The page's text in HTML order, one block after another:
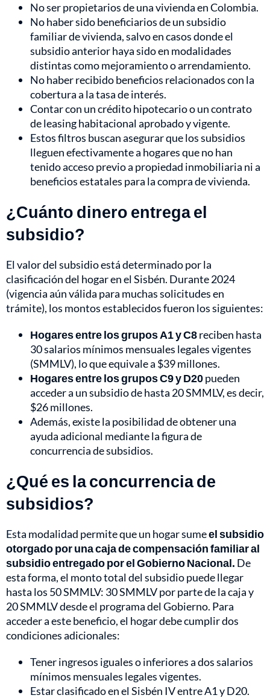
No ser propietarios de una vivienda en Colombia.
No haber sido beneficiarios de un subsidio
familiar de vivienda, salvo en casos donde el
subsidio anterior haya sido en modalidades
distintas como mejoramiento o arrendamiento.
No haber recibido beneficios relacionados con la
cobertura a la tasa de interés.
Contar con un crédito hipotecario o un contrato
de leasing habitacional aprobado y vigente.
Estos filtros buscan asegurar que los subsidios
lleguen efectivamente a hogares que no han
tenido acceso previo a propiedad inmobiliaria ni a
beneficios estatales para la compra de vivienda.
¿Cuánto dinero entrega el
subsidio?
El valor del subsidio está determinado por la
clasificación del hogar en el Sisbén. Durante 2024
(vigencia aún válida para muchas solicitudes en
trámite), los montos establecidos fueron los siguientes:
Hogares entre los grupos A1 y C8reciben hasta
30 salarios mínimos mensuales legales vigentes
(SMMLV), lo que equivale a $39 millones.
Hogares entre los grupos C9 y D20pueden
acceder a un subsidio de hasta 20 SMMLV, es decir,
$26 millones.
Además, existe la posibilidad de obtener una
ayuda adicional mediante la figura de
concurrencia de subsidios.
¿Qué es la concurrencia de
subsidios?
Esta modalidad permite que un hogar sumeel subsidio
otorgado por una caja de compensación familiar al
subsidio entregado por el Gobierno Nacional. De
esta forma, el monto total del subsidio puede llegar
hasta los 50 SMMLV: 30 SMMLV por parte de la caja y
20 SMMLV desde el programa del Gobierno. Para
acceder a este beneficio, el hogar debe cumplir dos
condiciones adicionales:
Tener ingresos iguales o inferiores a dos salarios
mínimos mensuales legales vigentes.
Estar clasificado en el Sisbén IV entre A1 y D20.